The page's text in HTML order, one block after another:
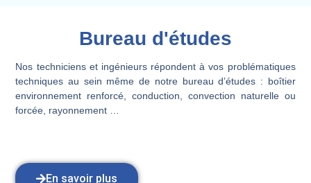
Bureau d'études
Nos techniciens et ingénieurs répondent à vos problématiques
techniques au sein même de notre bureau d’études : boîtier
environnement renforcé, conduction, convection naturelle ou
forcée, rayonnement …
En savoir plus